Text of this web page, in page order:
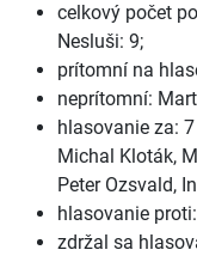
celkový počet
Nesluši: 9;
prítomní na
neprítomní:
hlasovanie za:
Michal Kloták,
Peter Ozsvald,
hlasovanie
zdržal sa